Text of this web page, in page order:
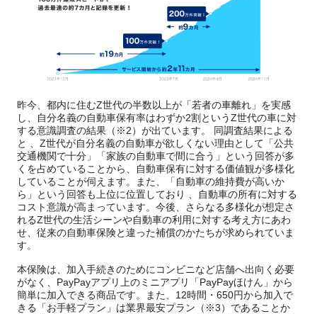
昨今、都内に住むZ世代の半数以上が「若者の車離れ」を実感
し、自分名義の自動車保有率はわずか2割というZ世代の車に対
する意識調査の結果（※2）が出ています。 同調査結果による
と 、Z世代が自分名義の自動車が欲しくない理由として「公共
交通機関で十分」「家族の自動車で間に合う」という回答が多
くを占めていることから、自動車保有に対する価値観が多様化
していることが伺えます。また、「自動車の維持費が高いか
ら」という回答も上位に位置しており 、自動車の所有に対する
コスト意識が高まっています。今後、さらなる多様化が想定さ
れるZ世代の生活シーンや自動車の利用に対する考え方にあわ
せ、従来の自動車保険と違った補償のかたちが求められていま
す。
本保険は、加入手続きのためにコンビニなど店舗へ出向く必要
がなく、PayPayアプリ上のミニアプリ「PayPayほけん」から
簡単に加入できる商品です。また、12時間・650円から加入で
きる「お手軽プラン」は業界最安プラン（※3）であることか